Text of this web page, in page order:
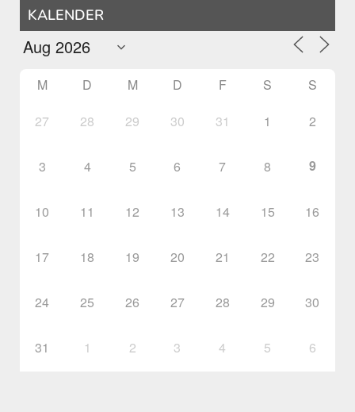
KALENDER
M D M D F S S
27 28 29 30 31 1 2
3 4 5 6 7 8 9
10 11 12 13 14 15 16
17 18 19 20 21 22 23
24 25 26 27 28 29 30
31 1 2 3 4 5 6